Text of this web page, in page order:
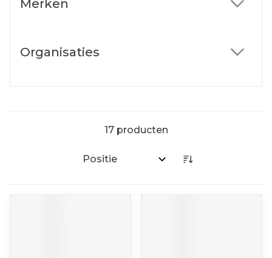
Merken
Organisaties
17producten
Sorteer op: